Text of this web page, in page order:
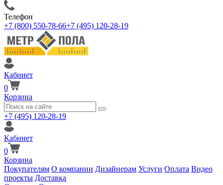
Телефон
+7 (800) 550-78-66+7 (495) 120-28-19
Кабинет
0
Корзина
+7 (495) 120-28-19
Кабинет
0
Корзина
Покупателям О компании Дизайнерам Услуги Оплата Видео
проекты Доставка